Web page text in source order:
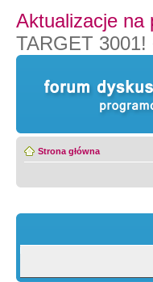
Aktualizacje na
TARGET 3001!
Strona główna